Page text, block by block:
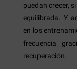
puedan crecer,
equilibrada. Y
en los
frecuencia
recuperación.